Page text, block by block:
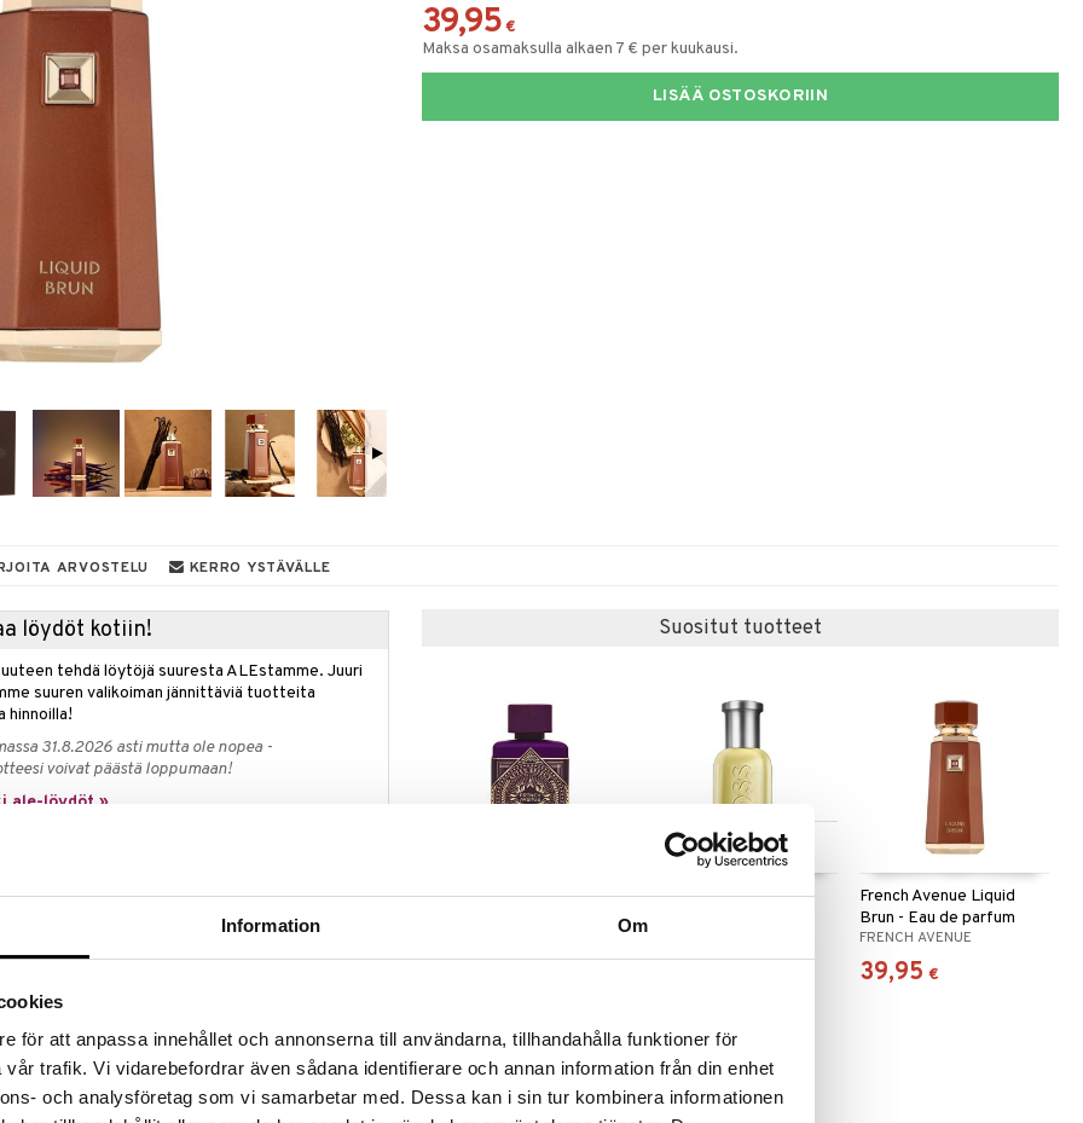
Information Om
för att anpassa innehållet och annonserna till användarna, tillhandahålla funktioner för
trafik. Vi vidarebefordrar även sådana identifierare och annan information från din enhet
och analysföretag som vi samarbetar med. Dessa kan i sin tur kombinera informationen
39,95 €
Maksa osamaksulla alkaen 7 € per kuukausi.
LISÄÄ OSTOSKORIIN
ARVOSTELU KERRO YSTÄVÄLLE
löydöt kotiin!
tehdä löytöjä suuresta ALEstamme. Juuri
suuren valikoiman jännittäviä tuotteita
hinnoilla!
31.8.2026 asti mutta ole nopea -
voivat päästä loppumaan!
ale-löydöt »
yrtit ja elegantit puulajit kohtaavat
miehelle. Kuplivat sitrustuoksut ja rapeat
tunteen. Tuoksu, joka herättää aistit
ja unohtumattomia – täydellisiä joka
Suositut tuotteet
French Avenue After
Saatavana useana
vaihtoehtona
Boss Bottled - Eau de
BOSS
French Avenue Liquid
Brun - Eau de parfum
FRENCH AVENUE
39,95 €